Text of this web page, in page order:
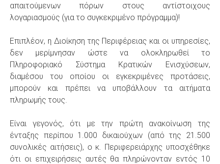
απαιτούμενων πόρων στους αντίστοιχους
λογαριασμούς (για το συγκεκριμένο πρόγραμμα)!
Επιπλέον, η Διοίκηση της Περιφέρειας και οι υπηρεσίες,
δεν μερίμνησαν ώστε να ολοκληρωθεί το
Πληροφοριακό Σύστημα Κρατικών Ενισχύσεων,
διαμέσου του οποίου οι εγκεκριμένες προτάσεις,
μπορούν και πρέπει να υποβάλλουν τα αιτήματα
πληρωμής τους.
Είναι γεγονός, ότι με την πρώτη ανακοίνωση της
ένταξης περίπου 1.000 δικαιούχων (από της 21.500
συνολικές αιτήσεις), ο κ. Περιφερειάρχης υποσχέθηκε
ότι οι επιχειρήσεις αυτές θα πληρώνονταν εντός 10